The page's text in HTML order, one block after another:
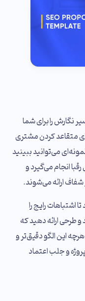
نگارش را برای شما
متقاعد کردن مشتری
می‌توانید ببینید
انجام می‌گیرد و
ارائه می‌شوند.
اشتباهات رایج را
طرحی ارائه دهید که
این الگو دقیق‌تر و
و جلب اعتماد